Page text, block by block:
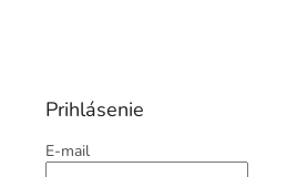
Prihlásenie
E-mail